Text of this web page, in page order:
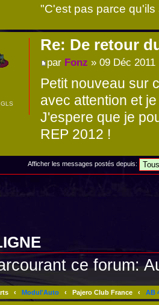
"C'est pas parce
Re: De retour
par Fonz » 09 Déc 2011
Petit nouveau sur
avec attention et
J'espere que je
REP 2012 !
Afficher les messages postés depuis:
ce forum:
‹ Modul'Auto ‹ Pajero Club France ‹ AB